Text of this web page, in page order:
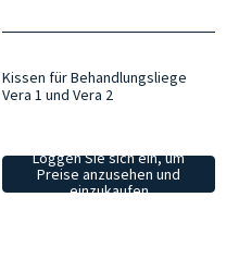
Kissen für Behandlungsliege
Vera 1 und Vera 2
Loggen Sie sich ein, um
Preise anzusehen und
einzukaufen